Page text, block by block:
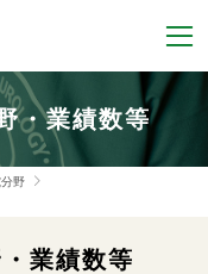
・業績数等
野
業績数等